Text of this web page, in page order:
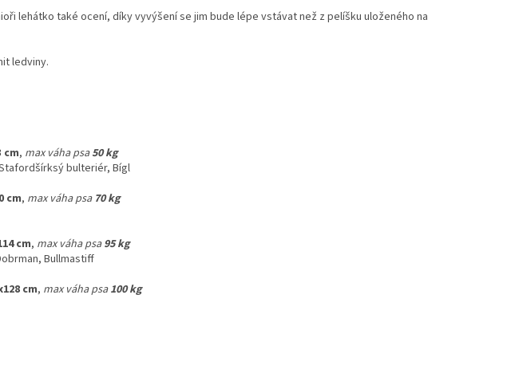
lehátko také ocení, díky vyvýšení se jim bude lépe vstávat než z pelíšku uloženého na
ledviny.
cm, max váha psa50 kg
bulteriér, Bígl
cm, max váha psa 70 kg
cm, max váha psa95 kg
Bullmastiff
cm, max váha psa100 kg